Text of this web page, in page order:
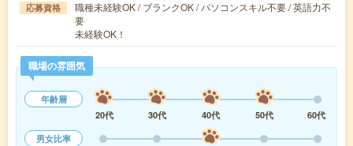
応募資格
職種未経験OK / ブランクOK / パソコンスキル不要 / 英語力不
要
未経験OK！
職場の雰囲気
年齢層
20代
30代 40代 50代
60代
男女比率